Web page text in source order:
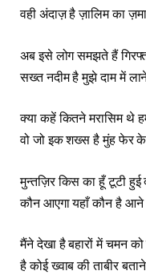
वही अंदाज़ है ज़ालिम का
अब इसे लोग समझते हैं
सख्त नदीम है मुझे दाम में
क्या कहें कितने मरासिम थे
वो जो इक शख्स है मुंह फेर के
मुन्तज़िर किस का हूँ टूटी
कौन आएगा यहाँ कौन है आने
मैंने देखा है बहारों में चमन
है कोई ख्वाब की ताबीर